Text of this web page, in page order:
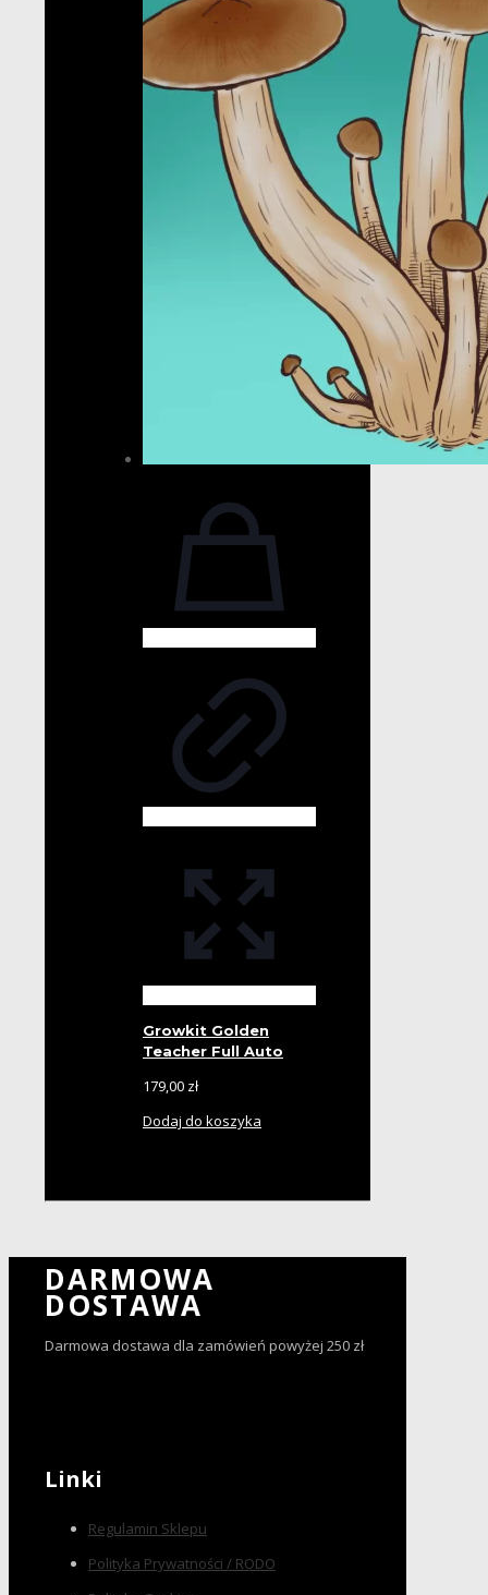
Growkit Golden
Teacher Full Auto
179,00 zł
Dodaj do koszyka
DARMOWA
DOSTAWA
Darmowa dostawa dla zamówień powyżej 250 zł
Linki
Regulamin Sklepu
Polityka Prywatności / RODO